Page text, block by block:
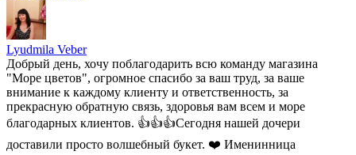
Lyudmila Veber
Добрый день, хочу поблагодарить всю команду магазина
"Море цветов", огромное спасибо за ваш труд, за ваше
внимание к каждому клиенту и ответственность, за
прекрасную обратную связь, здоровья вам всем и море
благодарных клиентов. 👍👍👍Сегодня нашей дочери
доставили просто волшебный букет. ❤️ Именинница